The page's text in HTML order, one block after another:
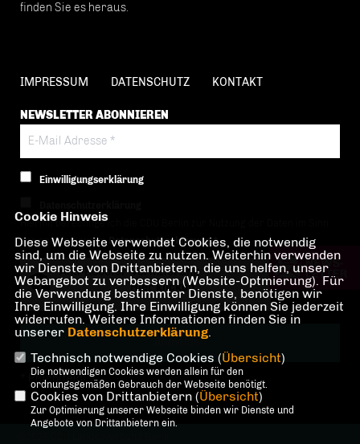
finden Sie es heraus.
IMPRESSUM DATENSCHUTZ KONTAKT
NEWSLETTER ABONNIEREN
Einwilligungserklärung
Hiermit berechtige ich die CDU Berlin zur Nutzung der Daten im Sinn
der nachfolgenden Datenschutzerklärung.*
Anti-Roboter-Verifizierung
Hier klicken
Friendly Captcha ⇗
* Pflichtfeld!
Cookie Hinweis
Diese Webseite verwendet Cookies, die notwendig
sind, um die Webseite zu nutzen. Weiterhin verwenden
wir Dienste von Drittanbietern, die uns helfen, unser
Webangebot zu verbessern (Website-Optmierung). Für
die Verwendung bestimmter Dienste, benötigen wir
Ihre Einwilligung. Ihre Einwilligung können Sie jederzeit
widerrufen. Weitere Informationen finden Sie in
unserer Datenschutzerklärung.
Technisch notwendige Cookies (Übersicht)
Die notwendigen Cookies werden allein für den
ordnungsgemäßen Gebrauch der Webseite benötigt.
Cookies von Drittanbietern (Übersicht)
Zur Optimierung unserer Webseite binden wir Dienste und
Angebote von Drittanbietern ein.